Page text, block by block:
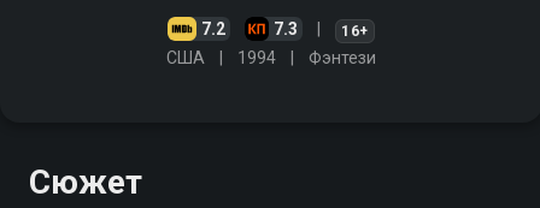
7.2 7.3 16+
США 1994 Фэнтези
Сюжет